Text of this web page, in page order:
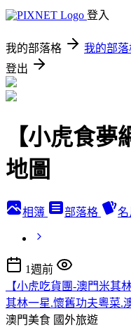
登入
我的部落格 我的部
登出
【小虎食
地圖
相簿 部落格 名
1週前
【小虎吃貨團-澳門米其
其林一星.懷舊功夫粵菜.
澳門美食 國外旅遊